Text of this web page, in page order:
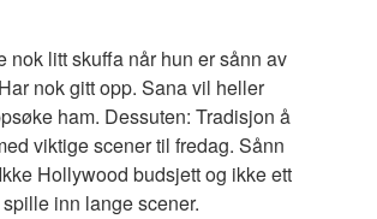
nok litt skuffa når hun er sånn av
nok gitt opp. Sana vil heller
ham. Dessuten: Tradisjon å
viktige scener til fredag. Sånn
Hollywood budsjett og ikke ett
inn lange scener.